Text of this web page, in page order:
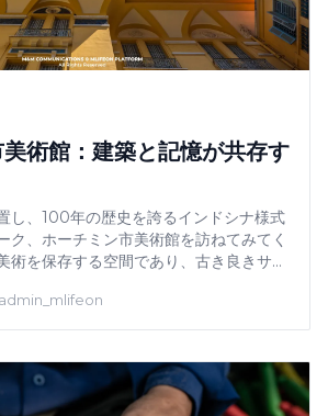
術館：建築と記憶が共存す
し、100年の歴史を誇るインドシナ様式
ク、ホーチミン市美術館を訪ねてみてく
術を保存する空間であり、古き良きサイ
歴史をご堪能ください。
admin_mlifeon